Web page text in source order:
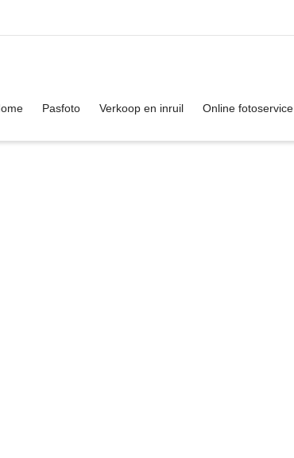
. Show me the colour items.
Pasfoto Verkoop en inruil Online fotoservice